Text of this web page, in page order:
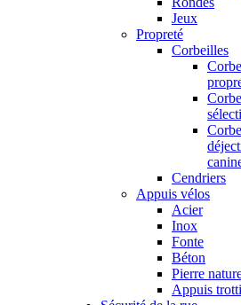
Jeux
Propreté
Corbeilles
Cendriers
Appuis vélos
Acier
Inox
Fonte
Béton
Pierre
Appuis